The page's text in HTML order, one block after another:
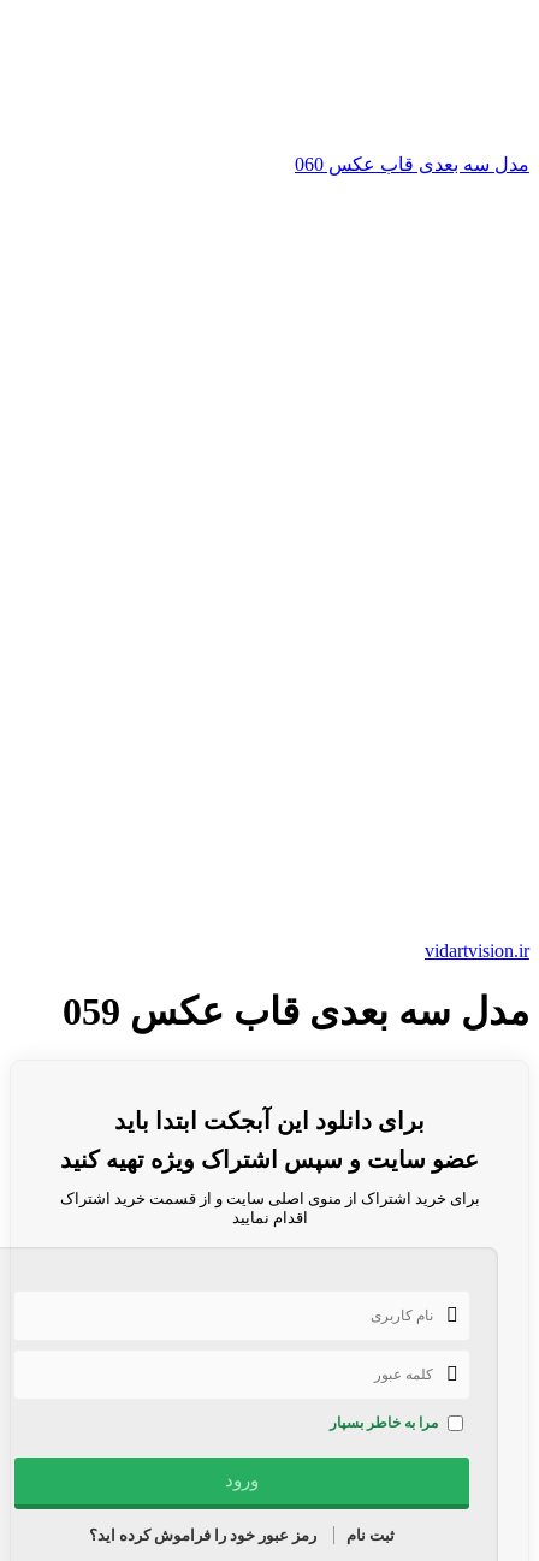
مدل سه بعدی قاب عکس 060
vidartvision.ir
مدل سه بعدی قاب عکس 059
برای دانلود این آبجکت ابتدا باید
عضو سایت و سپس اشتراک ویژه تهیه کنید
برای خرید اشتراک از منوی اصلی سایت و از قسمت خرید اشتراک
اقدام نمایید
مرا به خاطر بسپار
ثبت نام رمز عبور خود را فراموش کرده اید؟